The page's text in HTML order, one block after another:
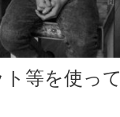
等を使っ